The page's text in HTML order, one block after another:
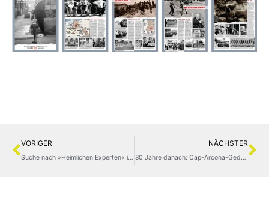
VORIGER
Suche nach »Heimlichen Experten« in Neustädter Nachbarschaften
NÄCHSTER
80 Jahre danach: Cap-Arcona-Gedenken 2025 – mitgestaltet vom KJN